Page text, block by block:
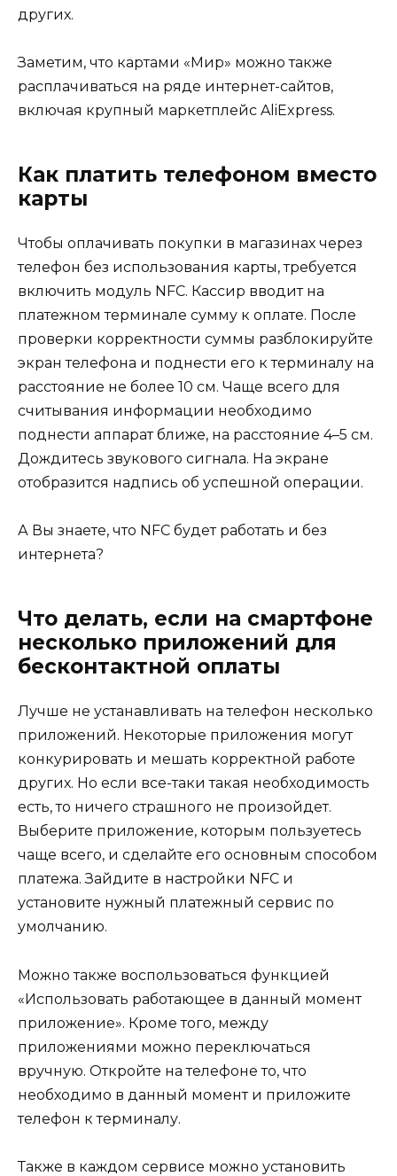
других.
Заметим, что картами «Мир» можно также
расплачиваться на ряде интернет-сайтов,
включая крупный маркетплейс AliExpress.
Как платить телефоном вместо
карты
Чтобы оплачивать покупки в магазинах через
телефон без использования карты, требуется
включить модуль NFC. Кассир вводит на
платежном терминале сумму к оплате. После
проверки корректности суммы разблокируйте
экран телефона и поднести его к терминалу на
расстояние не более 10 см. Чаще всего для
считывания информации необходимо
поднести аппарат ближе, на расстояние 4–5 см.
Дождитесь звукового сигнала. На экране
отобразится надпись об успешной операции.
А Вы знаете, что NFC будет работать и без
интернета?
Что делать, если на смартфоне
несколько приложений для
бесконтактной оплаты
Лучше не устанавливать на телефон несколько
приложений. Некоторые приложения могут
конкурировать и мешать корректной работе
других. Но если все-таки такая необходимость
есть, то ничего страшного не произойдет.
Выберите приложение, которым пользуетесь
чаще всего, и сделайте его основным способом
платежа. Зайдите в настройки NFC и
установите нужный платежный сервис по
умолчанию.
Можно также воспользоваться функцией
«Использовать работающее в данный момент
приложение». Кроме того, между
приложениями можно переключаться
вручную. Откройте на телефоне то, что
необходимо в данный момент и приложите
телефон к терминалу.
Также в каждом сервисе можно установить